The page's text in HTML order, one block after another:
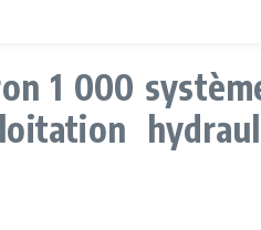
1 000